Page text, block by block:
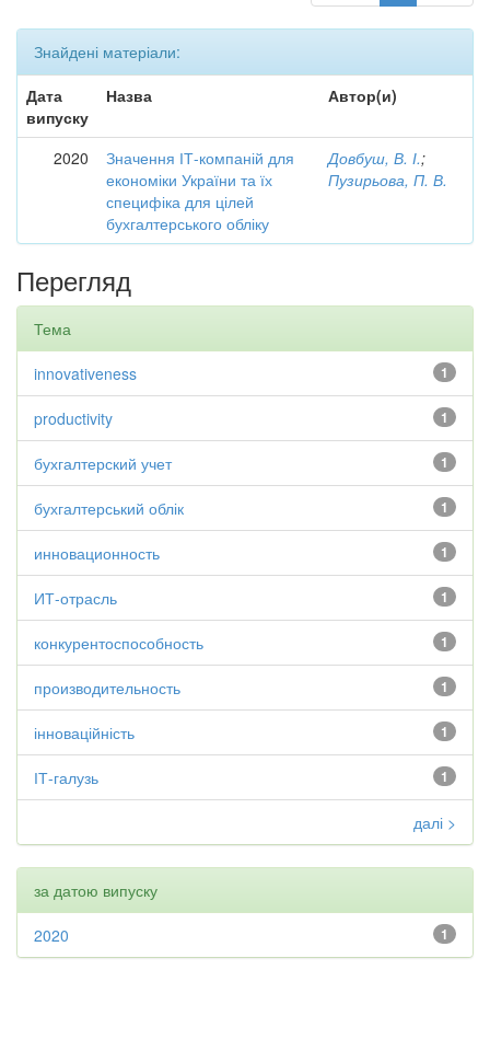
Знайдені матеріали:
Дата
випуску
Назва Автор(и)
2020
Значення ІТ-компаній для
економіки України та їх
специфіка для цілей
бухгалтерського обліку
Довбуш, В. І.;
Пузирьова, П. В.
Перегляд
Тема
1
innovativeness
1
productivity
1
бухгалтерский учет
1
бухгалтерський облік
1
инновационность
1
ИТ-отрасль
1
конкурентоспособность
1
производительность
1
інноваційність
1
ІТ-галузь
далі >
за датою випуску
1
2020